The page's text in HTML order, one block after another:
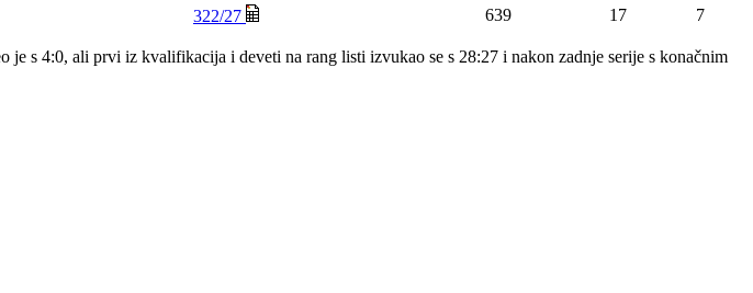
322/27 639 17 7
s 4:0, ali prvi iz kvalifikacija i deveti na rang listi izvukao se s 28:27 i nakon zadnje serije s konačnim